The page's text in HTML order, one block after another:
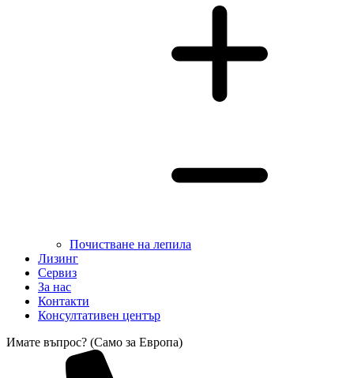
Почистване на лепила
Лизинг
Сервиз
За нас
Контакти
Консултативен център
Имате въпрос? (Само за Европа)